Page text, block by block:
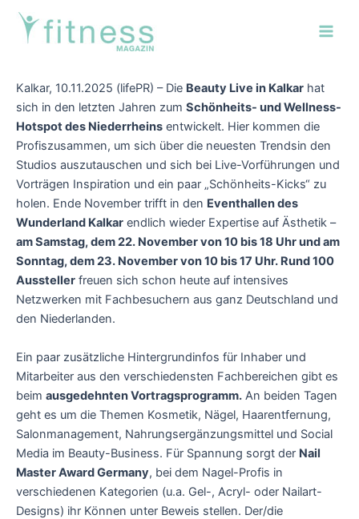
Zum
Inhalt
springen
Kalkar, 10.11.2025 (lifePR) – Die Beauty Live in Kalkar hat
sich in den letzten Jahren zum Schönheits- und Wellness-
Hotspot des Niederrheins entwickelt. Hier kommen die
Profiszusammen, um sich über die neuesten Trendsin den
Studios auszutauschen und sich bei Live-Vorführungen und
Vorträgen Inspiration und ein paar „Schönheits-Kicks“ zu
holen. Ende November trifft in den Eventhallen des
Wunderland Kalkar endlich wieder Expertise auf Ästhetik –
am Samstag, dem 22. November von 10 bis 18 Uhr und am
Sonntag, dem 23. November von 10 bis 17 Uhr. Rund 100
Aussteller freuen sich schon heute auf intensives
Netzwerken mit Fachbesuchern aus ganz Deutschland und
den Niederlanden.
Ein paar zusätzliche Hintergrundinfos für Inhaber und
Mitarbeiter aus den verschiedensten Fachbereichen gibt es
beim ausgedehnten Vortragsprogramm. An beiden Tagen
geht es um die Themen Kosmetik, Nägel, Haarentfernung,
Salonmanagement, Nahrungsergänzungsmittel und Social
Media im Beauty-Business. Für Spannung sorgt der Nail
Master Award Germany, bei dem Nagel-Profis in
verschiedenen Kategorien (u.a. Gel-, Acryl- oder Nailart-
Designs) ihr Können unter Beweis stellen. Der/die
Post
navigation